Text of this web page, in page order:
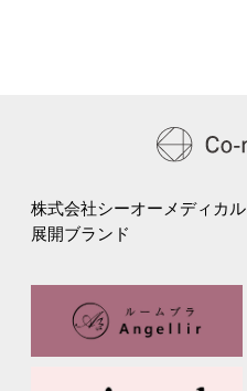
株式会社シーオーメディカル
展開ブランド